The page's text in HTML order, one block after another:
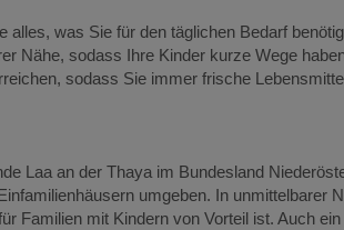
was Sie für den täglichen Bedarf
Nähe, sodass Ihre Kinder kurze Wege
sodass Sie immer frische
Laa an der Thaya im Bundesland
umgeben. In unmittelbarer
Familien mit Kindern von Vorteil ist. Auch